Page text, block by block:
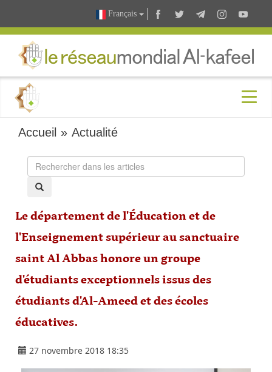
Français
Accueil »Actualité
Le département de l'Éducation et de
l'Enseignement supérieur au sanctuaire
saint Al Abbas honore un groupe
d'étudiants exceptionnels issus des
étudiants d'Al-Ameed et des écoles
éducatives.
27 novembre 2018 18:35